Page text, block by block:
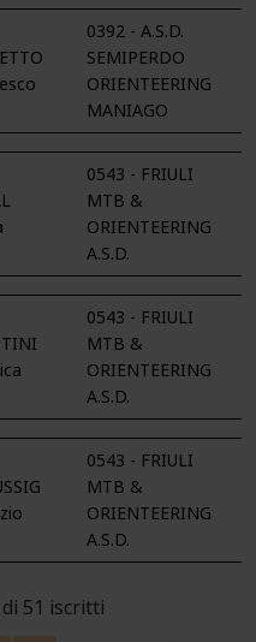
0392 - A.S.D.
SEMIPERDO
ORIENTEERING
MANIAGO
0543 - FRIULI
MTB &
ORIENTEERING
A.S.D.
0543 - FRIULI
MTB &
ORIENTEERING
A.S.D.
0543 - FRIULI
MTB &
ORIENTEERING
A.S.D.
51 iscritti